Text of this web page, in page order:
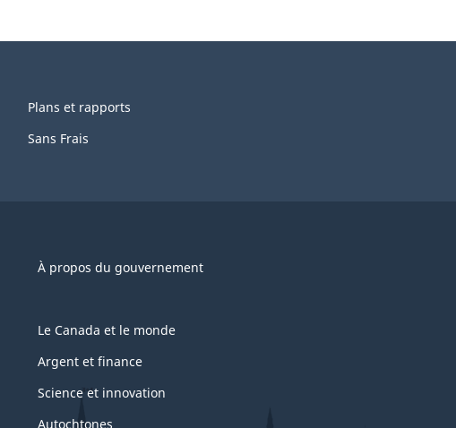
Plans et rapports
Sans Frais
À propos du gouvernement
Le Canada et le monde
Argent et finance
Science et innovation
Autochtones